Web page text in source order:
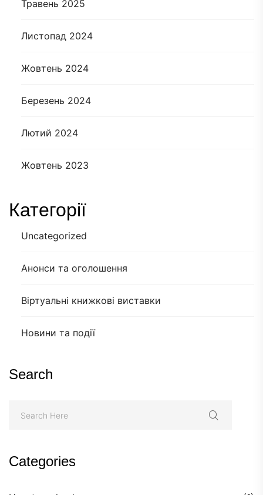
Травень 2025
Листопад 2024
Жовтень 2024
Березень 2024
Лютий 2024
Жовтень 2023
Категорії
Uncategorized
Анонси та оголошення
Віртуальні книжкові виставки
Новини та події
Search
Categories